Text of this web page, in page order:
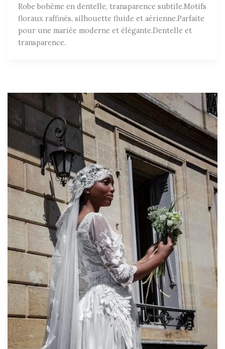
Robe bohème en dentelle, transparence subtile.Motifs
floraux raffinés, silhouette fluide et aérienne.Parfaite
pour une mariée moderne et élégante.Dentelle et
transparence.